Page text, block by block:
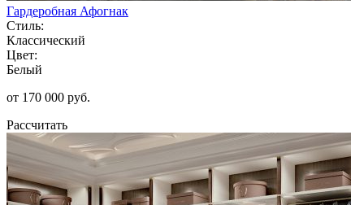
Гардеробная Афогнак
Стиль:
Классический
Цвет:
Белый
от 170 000 руб.
Рассчитать